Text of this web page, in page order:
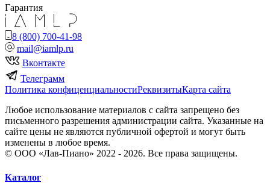
Гарантия
8 (800) 700-41-98
mail@iamlp.ru
Вконтакте
Телеграмм
Политика конфиценциальностиРеквизитыКарта сайта
Любое использование материалов с сайта запрещено без
письменного разрешения администрации сайта. Указанные на
сайте цены не являются публичной офертой и могут быть
изменены в любое время.
© ООО «Лав-Пиано» 2022 - 2026. Все права защищены.
Каталог